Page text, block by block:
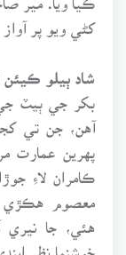
کڻي ويو پر
شاد ٻيلو ڪيئن
بکر جي ٻيٽ جي
آهن، جن تي
پهرين عمارت
ڪامران لاءِ
معصوم هڪڙي
هئي، جا نيري
خوشنما نظر